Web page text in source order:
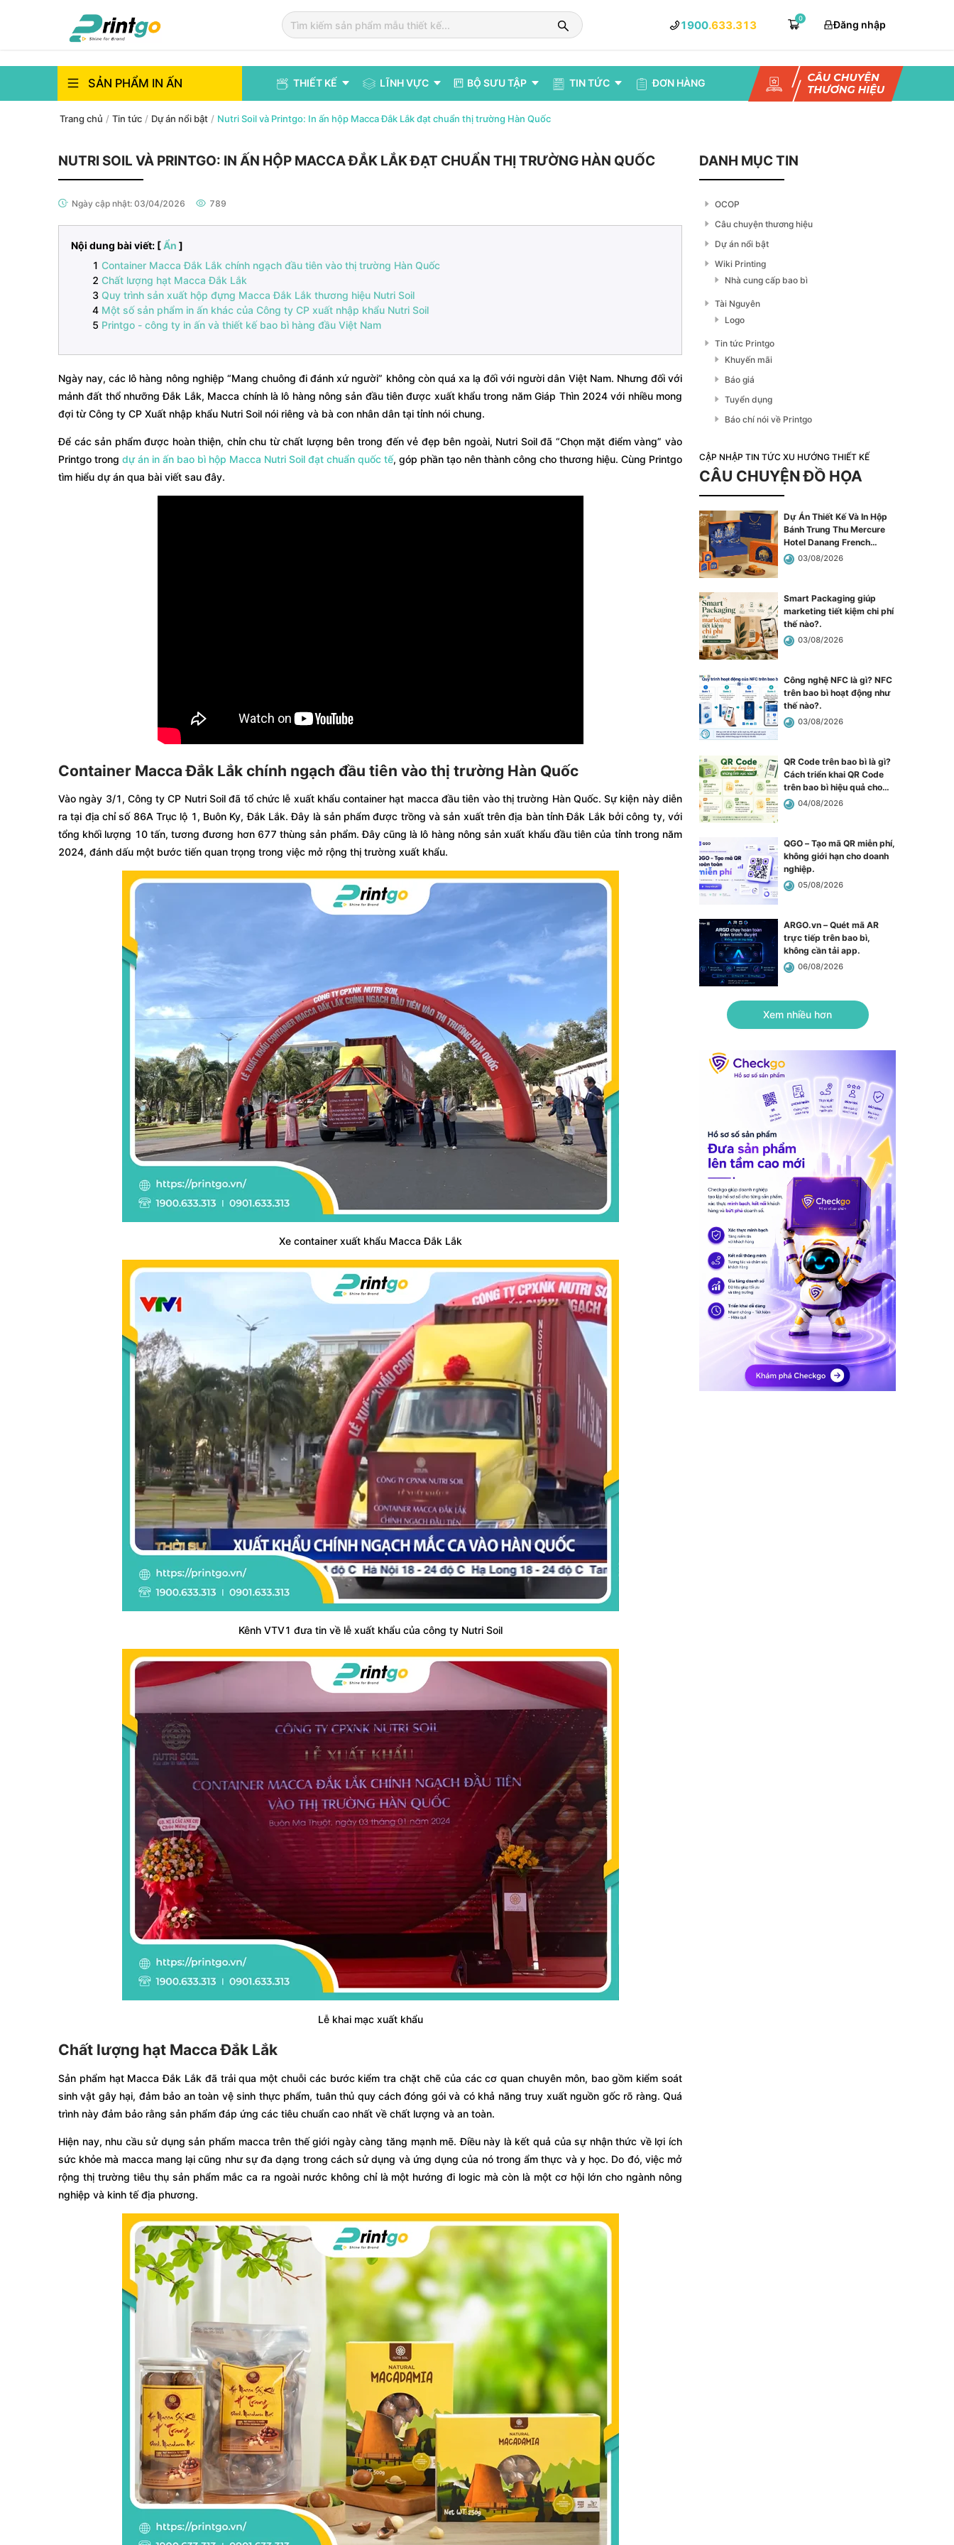
1900.633.313
0
Đăng nhập
SẢN PHẨM IN ẤN THIẾT KẾ LĨNH VỰC BỘ SƯU TẬP TIN TỨC ĐƠN HÀNG
Trang chủ / Tin tức / Dự án nổi bật / Nutri Soil và Printgo: In ấn hộp Macca Đắk Lắk đạt chuẩn thị trường Hàn Quốc
NUTRI SOIL VÀ PRINTGO: IN ẤN HỘP MACCA ĐẮK LẮK ĐẠT CHUẨN THỊ TRƯỜNG HÀN QUỐC
Ngày cập nhật: 03/04/2026 789
Nội dung bài viết: [Ẩn ]
Container Macca Đắk Lắk chính ngạch đầu tiên vào thị trường Hàn Quốc
Chất lượng hạt Macca Đắk Lắk
Quy trình sản xuất hộp đựng Macca Đắk Lắk thương hiệu Nutri Soil
Một số sản phẩm in ấn khác của Công ty CP xuất nhập khẩu Nutri Soil
Printgo - công ty in ấn và thiết kế bao bì hàng đầu Việt Nam
Ngày nay, các lô hàng nông nghiệp “Mang chuông đi đánh xứ người” không còn quá xa lạ đối với người dân Việt Nam. Nhưng đối với
mảnh đất thổ nhưỡng Đắk Lắk, Macca chính là lô hàng nông sản đầu tiên được xuất khẩu trong năm Giáp Thìn 2024 với nhiều mong
đợi từ Công ty CP Xuất nhập khẩu Nutri Soil nói riêng và bà con nhân dân tại tỉnh nói chung.
Để các sản phẩm được hoàn thiện, chỉn chu từ chất lượng bên trong đến vẻ đẹp bên ngoài, Nutri Soil đã “Chọn mặt điểm vàng” vào
Printgo trong dự án in ấn bao bì hộp Macca Nutri Soil đạt chuẩn quốc tế, góp phần tạo nên thành công cho thương hiệu. Cùng Printgo
tìm hiểu dự án qua bài viết sau đây.
Container Macca Đắk Lắk chính ngạch đầu tiên vào thị trường Hàn Quốc
Vào ngày 3/1, Công ty CP Nutri Soil đã tổ chức lễ xuất khẩu container hạt macca đầu tiên vào thị trường Hàn Quốc. Sự kiện này diễn
ra tại địa chỉ số 86A Trục lộ 1, Buôn Ky, Đắk Lắk. Đây là sản phẩm được trồng và sản xuất trên địa bàn tỉnh Đắk Lắk bởi công ty, với
tổng khối lượng 10 tấn, tương đương hơn 677 thùng sản phẩm. Đây cũng là lô hàng nông sản xuất khẩu đầu tiên của tỉnh trong năm
2024, đánh dấu một bước tiến quan trọng trong việc mở rộng thị trường xuất khẩu.
Xe container xuất khẩu MaccaĐắk Lắk
Kênh VTV1 đưa tin về lễ xuất khẩu của công ty Nutri Soil
Lễ khai mạc xuất khẩu
Chất lượng hạt Macca Đắk Lắk
Sản phẩm hạt Macca Đắk Lắk đã trải qua một chuỗi các bước kiểm tra chặt chẽ của các cơ quan chuyên môn, bao gồm kiểm soát
sinh vật gây hại, đảm bảo an toàn vệ sinh thực phẩm, tuân thủ quy cách đóng gói và có khả năng truy xuất nguồn gốc rõ ràng. Quá
trình này đảm bảo rằng sản phẩm đáp ứng các tiêu chuẩn cao nhất về chất lượng và an toàn.
Hiện nay, nhu cầu sử dụng sản phẩm macca trên thế giới ngày càng tăng mạnh mẽ. Điều này là kết quả của sự nhận thức về lợi ích
sức khỏe mà macca mang lại cũng như sự đa dạng trong cách sử dụng và ứng dụng của nó trong ẩm thực và y học. Do đó, việc mở
rộng thị trường tiêu thụ sản phẩm mắc ca ra ngoài nước không chỉ là một hướng đi logic mà còn là một cơ hội lớn cho ngành nông
nghiệp và kinh tế địa phương.
DANH MỤC TIN
OCOP
Câu chuyện thương hiệu
Dự án nổi bật
Wiki Printing
Nhà cung cấp bao bì
Tài Nguyên
Logo
Tin tức Printgo
Khuyến mãi
Báo giá
Tuyển dụng
Báo chí nói về Printgo
CẬP NHẬP TIN TỨC XU HƯỚNG THIẾT KẾ
CÂU CHUYỆN ĐỒ HỌA
Dự Án Thiết Kế Và In Hộp
Bánh Trung Thu Mercure
Hotel Danang French
Village Bana Hills
03/08/2026
Smart Packaging giúp
marketing tiết kiệm chi phí
thế nào?.
03/08/2026
Công nghệ NFC là gì? NFC
trên bao bì hoạt động như
thế nào?.
03/08/2026
QR Code trên bao bì là gì?
Cách triển khai QR Code
trên bao bì hiệu quả cho
doanh nghiệp.
04/08/2026
QGO – Tạo mã QR miễn phí,
không giới hạn cho doanh
nghiệp.
05/08/2026
ARGO.vn – Quét mã AR
trực tiếp trên bao bì,
không cần tải app.
06/08/2026
Xem nhiều hơn